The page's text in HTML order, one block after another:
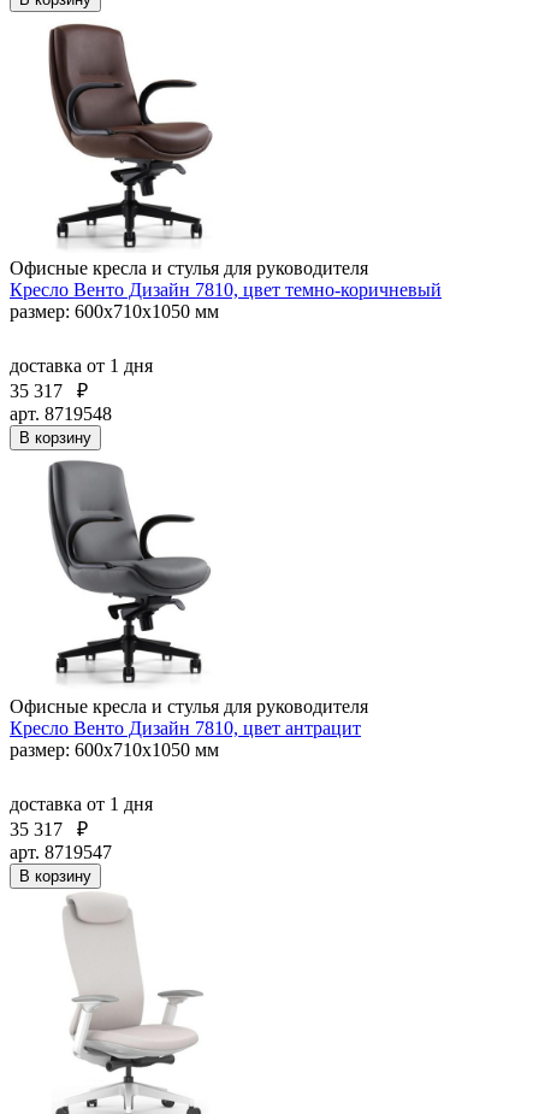
Офисные кресла и стулья для руководителя
Кресло Венто Дизайн 7810, цвет темно-коричневый
размер: 600х710х1050 мм
доставка от 1 дня
35 317
₽
арт. 8719548
В корзину
Офисные кресла и стулья для руководителя
Кресло Венто Дизайн 7810, цвет антрацит
размер: 600х710х1050 мм
доставка от 1 дня
35 317
₽
арт. 8719547
В корзину